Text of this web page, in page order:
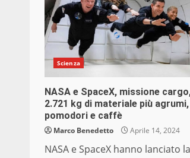
Scienza
NASA e SpaceX, missione
2.721 kg di materiale più agrumi,
pomodori e caffè
Marco Benedetto Aprile 14, 2024
NASA e SpaceX hanno lanciato la